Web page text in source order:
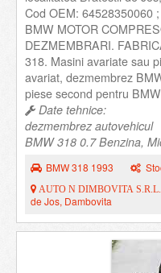
Cod OEM: 64528350060 ;
BMW MOTOR
DEZMEMBRARI.
318. Masini avariate sau
avariat, dezmembrez
piese second pentru
Date tehnice:
dezmembrez autovehicul
BMW 318 0.7 Benzina,
BMW 318 1993
AUTO N DIMBOVITA S.R.L.
de Jos, Dambovita